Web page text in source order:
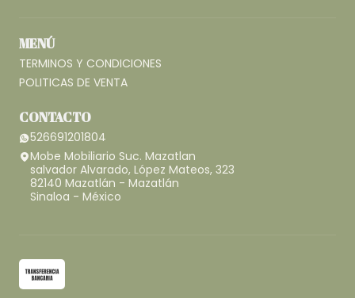
MENÚ
TERMINOS Y CONDICIONES
POLITICAS DE VENTA
CONTACTO
526691201804
Mobe Mobiliario Suc. Mazatlan
salvador Alvarado, López Mateos, 323
82140 Mazatlán - Mazatlán
Sinaloa - México